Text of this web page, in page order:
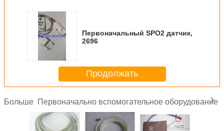
Первоначальный SPO2 датчик,
2696
Продолжать
Больше Первоначально вспомогательное оборудование